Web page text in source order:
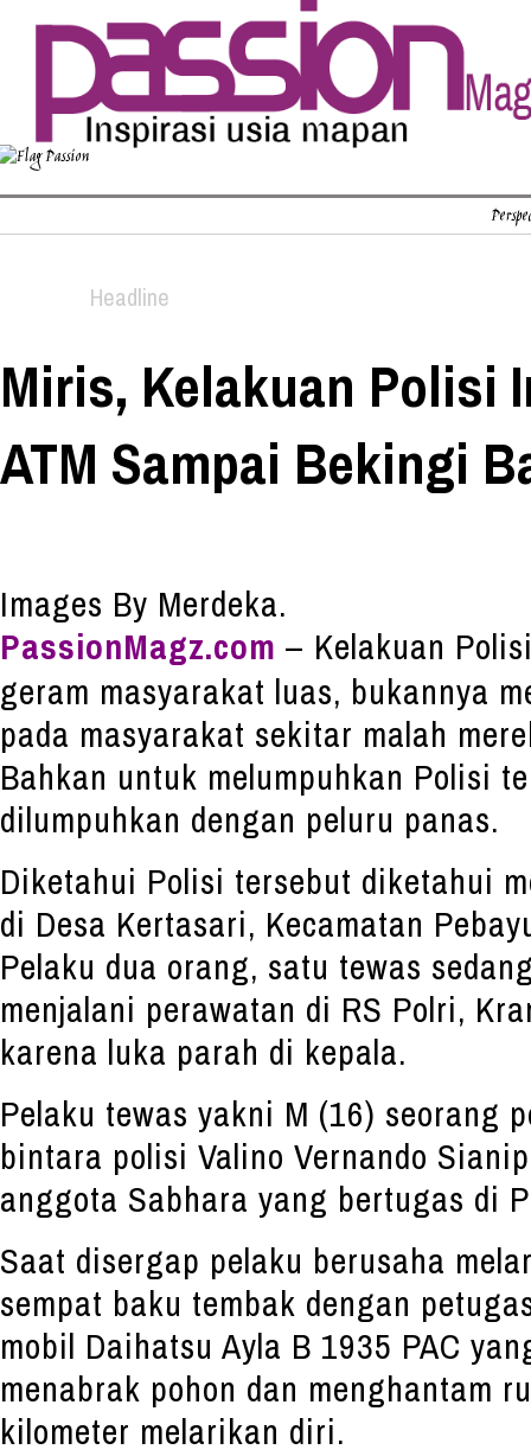
Headline
Miris, Kelakuan Polisi
ATM Sampai Bekingi
Images By Merdeka.
PassionMagz.com – Kelakuan
geram masyarakat luas, bukannya
pada masyarakat sekitar malah
Bahkan untuk melumpuhkan Polisi
dilumpuhkan dengan peluru panas.
Diketahui Polisi tersebut diketahui
di Desa Kertasari, Kecamatan
Pelaku dua orang, satu tewas
menjalani perawatan di RS Polri,
karena luka parah di kepala.
Pelaku tewas yakni M (16) seorang
bintara polisi Valino Vernando
anggota Sabhara yang bertugas di
Saat disergap pelaku berusaha
sempat baku tembak dengan
mobil Daihatsu Ayla B 1935 PAC
menabrak pohon dan menghantam
kilometer melarikan diri.